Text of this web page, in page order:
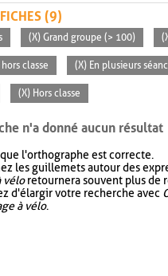
(9)
(X) Grand groupe (> 100)
classe (X) En plusieurs
(X) Hors classe
n'a donné aucun résultat
l'orthographe est correcte.
les guillemets autour des
véloretournera souvent plus de
d'élargir votre recherche avec
à vélo.